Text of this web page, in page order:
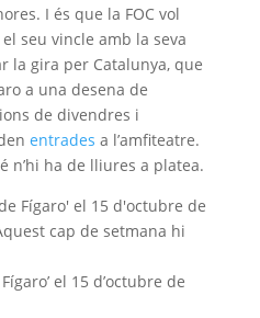
I és que la FOC vol
seu vincle amb la seva
la gira per Catalunya, que
a una desena de
de divendres i
entrades a l’amfiteatre.
n’hi ha de lliures a platea.
el 15 d’octubre de